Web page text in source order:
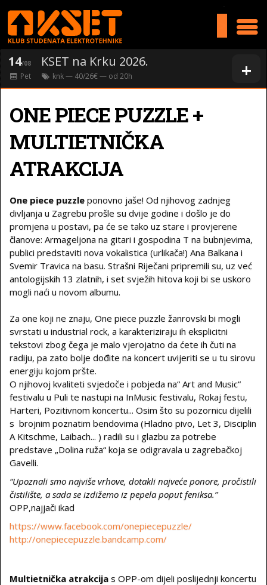
+
14/08 KSET na Krku 2026.
Pet knk— 40/26€ — od 20h
ONE PIECE PUZZLE +
MULTIETNIČKA
ATRAKCIJA
One piece puzzle ponovno jaše! Od njihovog zadnjeg
divljanja u Zagrebu prošle su dvije godine i došlo je do
promjena u postavi, pa će se tako uz stare i provjerene
članove: Armageljona na gitari i gospodina T na bubnjevima,
publici predstaviti nova vokalistica (urlikača!) Ana Balkana i
Svemir Travica na basu. Strašni Riječani pripremili su, uz već
antologijskih 13 zlatnih, i set svježih hitova koji bi se uskoro
mogli naći u novom albumu.
Za one koji ne znaju, One piece puzzle žanrovski bi mogli
svrstati u industrial rock, a karakteriziraju ih eksplicitni
tekstovi zbog čega je malo vjerojatno da ćete ih čuti na
radiju, pa zato bolje dođite na koncert uvijeriti se u tu sirovu
energiju kojom pršte.
O njihovoj kvaliteti svjedoče i pobjeda na“ Art and Music“
festivalu u Puli te nastupi na InMusic festivalu, Rokaj festu,
Harteri, Pozitivnom koncertu... Osim što su pozornicu dijelili
s brojnim poznatim bendovima (Hladno pivo, Let 3, Disciplin
A Kitschme, Laibach... ) radili su i glazbu za potrebe
predstave „Dolina ruža“ koja se odigravala u zagrebačkoj
Gavelli.
“Upoznali smo najviše vrhove, dotakli najveće ponore, pročistili
čistilište, a sada se izdižemo iz pepela poput feniksa.”
OPP,najjači ikad
https://www.facebook.com/onepiecepuzzle/
http://onepiecepuzzle.bandcamp.com/
Multietnička atrakcija s OPP-om dijeli poslijednji koncertu